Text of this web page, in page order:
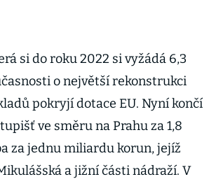
si do roku 2022 si vyžádá 6,3
o největší rekonstrukci
pokryjí dotace EU. Nyní končí
ve směru na Prahu za 1,8
za jednu miliardu korun, jejíž
a jižní části nádraží. V